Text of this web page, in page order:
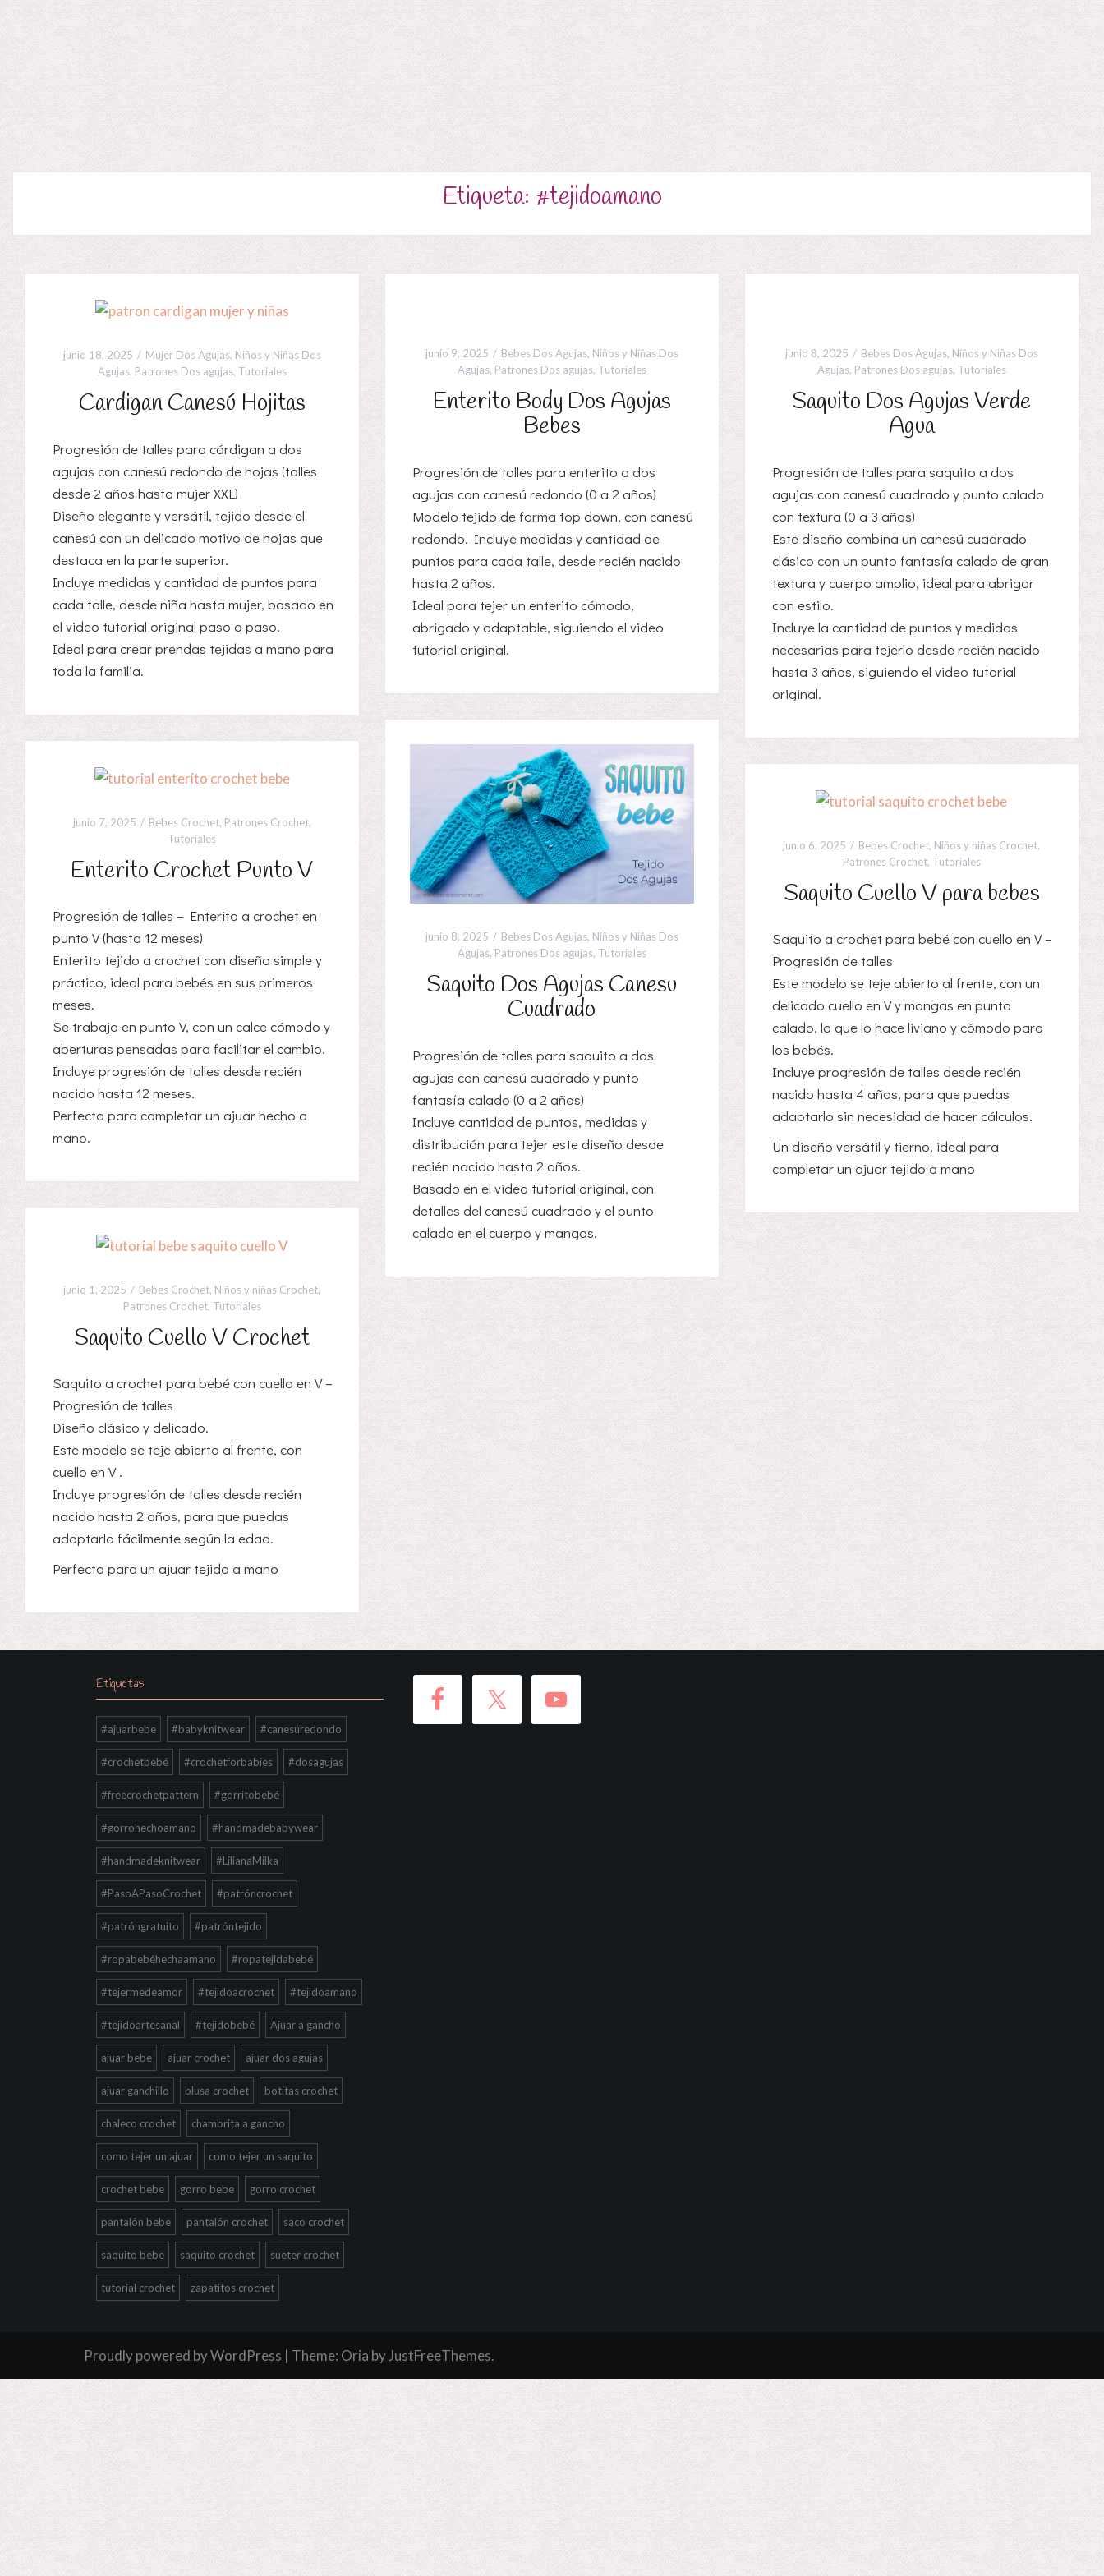
Etiqueta: #tejidoamano
junio 18, 2025 Mujer Dos Agujas, Niños y Niñas Dos
Agujas, Patrones Dos agujas, Tutoriales
Cardigan Canesú Hojitas
Progresión de talles para cárdigan a dos
agujas con canesú redondo de hojas (talles
desde 2 años hasta mujer XXL)
Diseño elegante y versátil, tejido desde el
canesú con un delicado motivo de hojas que
destaca en la parte superior.
Incluye medidas y cantidad de puntos para
cada talle, desde niña hasta mujer, basado en
el video tutorial original paso a paso.
Ideal para crear prendas tejidas a mano para
toda la familia.
junio 9, 2025 Bebes Dos Agujas, Niños y Niñas Dos
Agujas, Patrones Dos agujas, Tutoriales
Enterito Body Dos Agujas
Bebes
Progresión de talles para enterito a dos
agujas con canesú redondo (0 a 2 años)
Modelo tejido de forma top down, con canesú
redondo. Incluye medidas y cantidad de
puntos para cada talle, desde recién nacido
hasta 2 años.
Ideal para tejer un enterito cómodo,
abrigado y adaptable, siguiendo el video
tutorial original.
junio 8, 2025 Bebes Dos Agujas, Niños y Niñas Dos
Agujas, Patrones Dos agujas, Tutoriales
Saquito Dos Agujas Verde
Agua
Progresión de talles para saquito a dos
agujas con canesú cuadrado y punto calado
con textura (0 a 3 años)
Este diseño combina un canesú cuadrado
clásico con un punto fantasía calado de gran
textura y cuerpo amplio, ideal para abrigar
con estilo.
Incluye la cantidad de puntos y medidas
necesarias para tejerlo desde recién nacido
hasta 3 años, siguiendo el video tutorial
original.
junio 8, 2025 Bebes Dos Agujas, Niños y Niñas Dos
Agujas, Patrones Dos agujas, Tutoriales
Saquito Dos Agujas Canesu
Cuadrado
Progresión de talles para saquito a dos
agujas con canesú cuadrado y punto
fantasía calado (0 a 2 años)
Incluye cantidad de puntos, medidas y
distribución para tejer este diseño desde
recién nacido hasta 2 años.
Basado en el video tutorial original, con
detalles del canesú cuadrado y el punto
calado en el cuerpo y mangas.
junio 7, 2025 Bebes Crochet, Patrones Crochet,
Tutoriales
Enterito Crochet Punto V
Progresión de talles – Enterito a crochet en
punto V (hasta 12 meses)
Enterito tejido a crochet con diseño simple y
práctico, ideal para bebés en sus primeros
meses.
Se trabaja en punto V, con un calce cómodo y
aberturas pensadas para facilitar el cambio.
Incluye progresión de talles desde recién
nacido hasta 12 meses.
Perfecto para completar un ajuar hecho a
mano.
junio 6, 2025 Bebes Crochet, Niños y niñas Crochet,
Patrones Crochet, Tutoriales
Saquito Cuello V para bebes
Saquito a crochet para bebé con cuello en V –
Progresión de talles
Este modelo se teje abierto al frente, con un
delicado cuello en V y mangas en punto
calado, lo que lo hace liviano y cómodo para
los bebés.
Incluye progresión de talles desde recién
nacido hasta 4 años, para que puedas
adaptarlo sin necesidad de hacer cálculos.
Un diseño versátil y tierno, ideal para
completar un ajuar tejido a mano
junio 1, 2025 Bebes Crochet, Niños y niñas Crochet,
Patrones Crochet, Tutoriales
Saquito Cuello V Crochet
Saquito a crochet para bebé con cuello en V –
Progresión de talles
Diseño clásico y delicado.
Este modelo se teje abierto al frente, con
cuello en V .
Incluye progresión de talles desde recién
nacido hasta 2 años, para que puedas
adaptarlo fácilmente según la edad.
Perfecto para un ajuar tejido a mano
Etiquetas
#ajuarbebe #babyknitwear #canesúredondo
#crochetbebé #crochetforbabies #dosagujas
#freecrochetpattern #gorritobebé
#gorrohechoamano #handmadebabywear
#handmadeknitwear #LilianaMilka
#PasoAPasoCrochet #patróncrochet
#patróngratuito #patróntejido
#ropabebéhechaamano #ropatejidabebé
#tejermedeamor #tejidoacrochet #tejidoamano
#tejidoartesanal #tejidobebé Ajuar a gancho
ajuar bebe ajuar crochet ajuar dos agujas
ajuar ganchillo blusa crochet botitas crochet
chaleco crochet chambrita a gancho
como tejer un ajuar como tejer un saquito
crochet bebe gorro bebe gorro crochet
pantalón bebe pantalón crochet saco crochet
saquito bebe saquito crochet sueter crochet
tutorial crochet zapatitos crochet
Proudly powered by WordPress | Theme: Oria by JustFreeThemes.